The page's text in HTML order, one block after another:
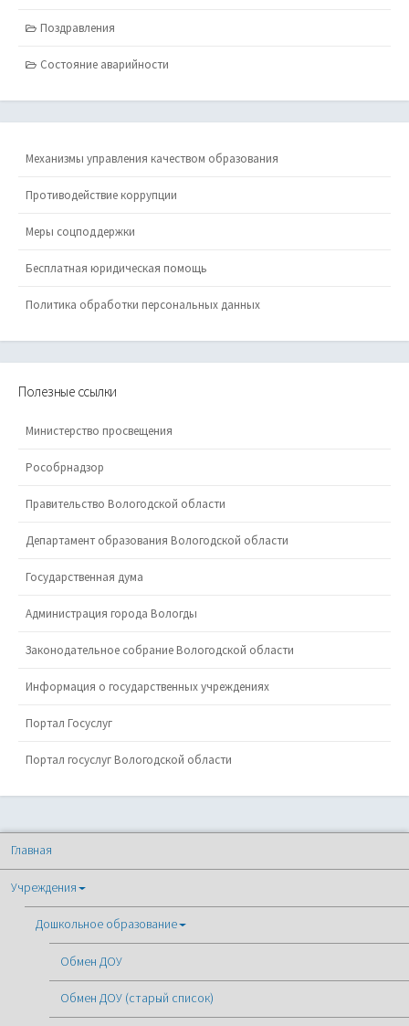
Поздравления
Состояние аварийности
Механизмы управления качеством образования
Противодействие коррупции
Меры соцподдержки
Бесплатная юридическая помощь
Политика обработки персональных данных
Полезные ссылки
Министерство просвещения
Рособрнадзор
Правительство Вологодской области
Департамент образования Вологодской области
Государственная дума
Администрация города Вологды
Законодательное собрание Вологодской области
Информация о государственных учреждениях
Портал Госуслуг
Портал госуслуг Вологодской области
Главная
Учреждения
Дошкольное образование
Обмен ДОУ
Обмен ДОУ (старый список)